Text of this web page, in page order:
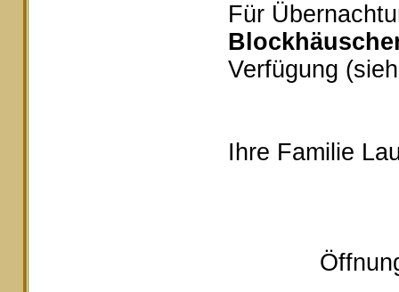
Für
Verfügung
Ihre Familie